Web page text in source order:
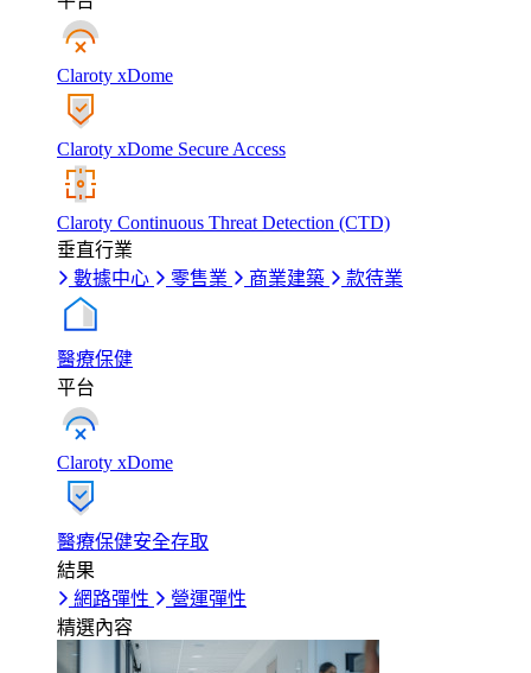
Claroty xDome
Claroty xDome Secure Access
Claroty Continuous Threat Detection (CTD)
垂直行業
數據中心
零售業 商業建築 款待業
醫療保健
平台
Claroty xDome
醫療保健安全存取
結果
網路彈性
營運彈性
精選內容